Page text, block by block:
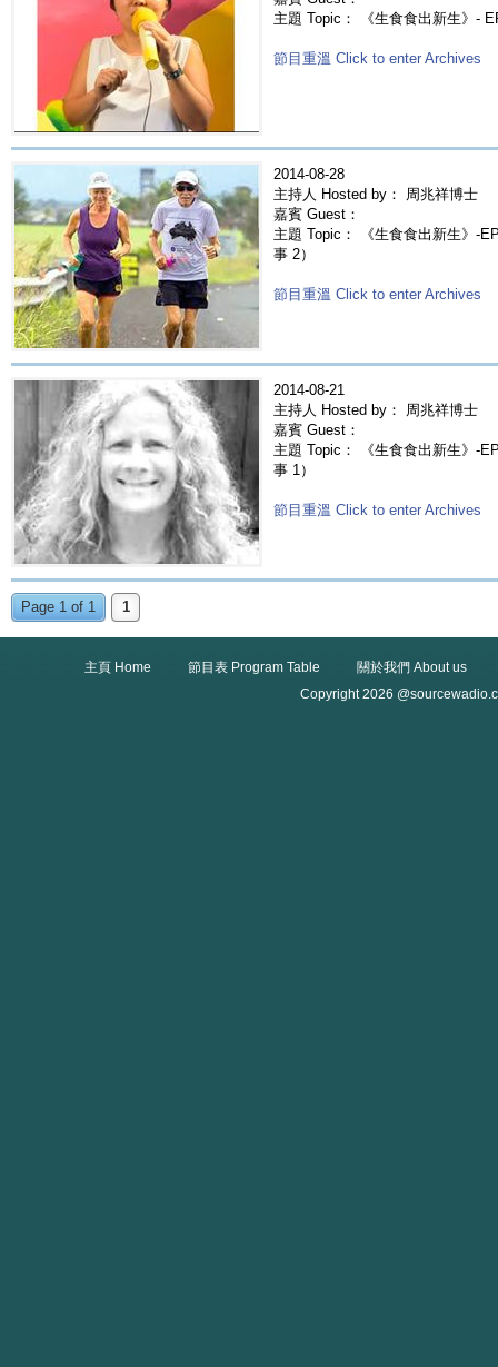
主題 Topic： 《生食食出新生》-
節目重溫 Click to enter Archives
2014-08-28
主持人 Hosted by： 周兆祥博士
嘉賓 Guest：
主題 Topic： 《生食食出新生》-
事 2）
節目重溫 Click to enter Archives
2014-08-21
主持人 Hosted by： 周兆祥博士
嘉賓 Guest：
主題 Topic： 《生食食出新生》-
事 1）
節目重溫 Click to enter Archives
Page 1 of 1 1
主頁 Home 節目表 Program Table
關於我們 About us
Copyright 2026